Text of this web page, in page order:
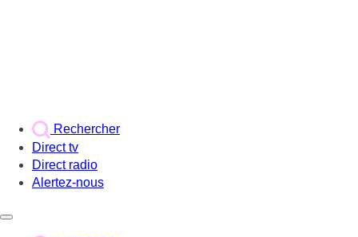
Rechercher
Direct tv
Direct radio
Alertez-nous